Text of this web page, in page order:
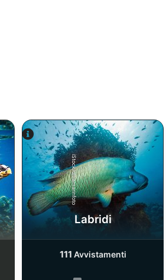
iStock/ultramarinfoto
Labridi
111 Avvistamenti